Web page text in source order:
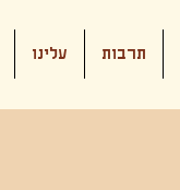
תרבות עלינו